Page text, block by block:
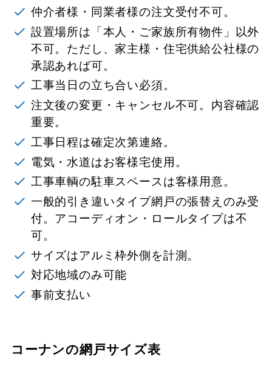
仲介者様・同業者様の注文受付不可。
設置場所は「本人・ご家族所有物件」以外
不可。ただし、家主様・住宅供給公社様の
承認あれば可。
工事当日の立ち合い必須。
注文後の変更・キャンセル不可。内容確認
重要。
工事日程は確定次第連絡。
電気・水道はお客様宅使用。
工事車輌の駐車スペースは客様用意。
一般的引き違いタイプ網戸の張替えのみ受
付。アコーディオン・ロールタイプは不
可。
サイズはアルミ枠外側を計測。
対応地域のみ可能
事前支払い
コーナンの網戸サイズ表